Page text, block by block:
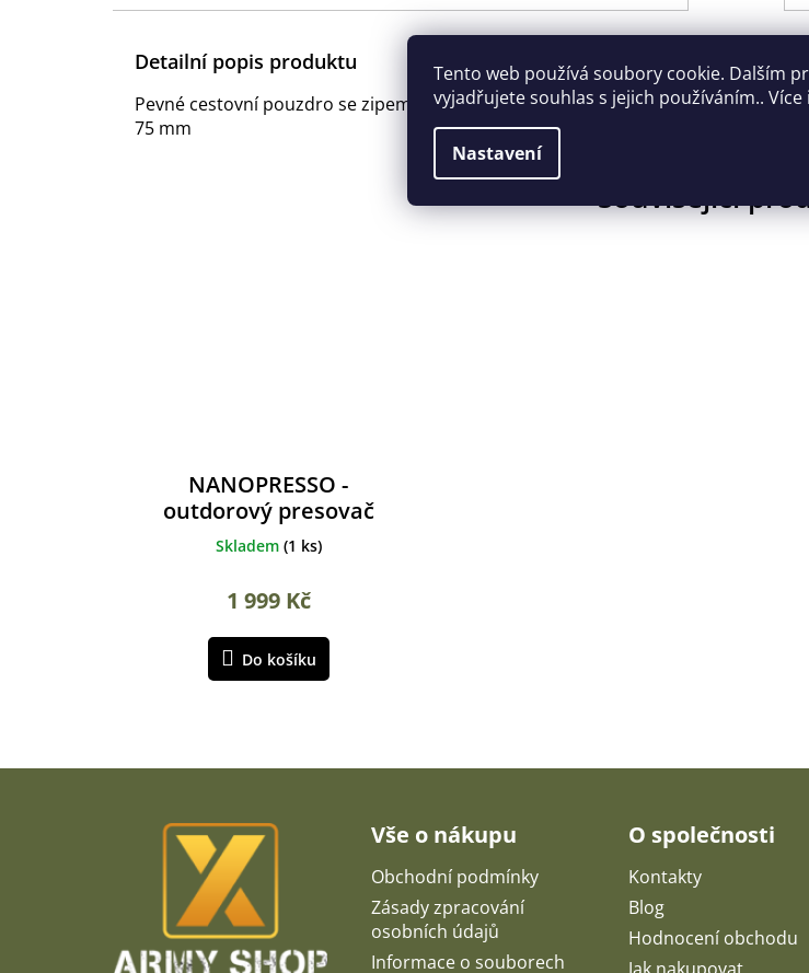
Tento web používá soubory cookie. Dalším
vyjadřujete souhlas s jejich používáním..
Nastavení
Související
NANOPRESSO -
outdorový presovač
Skladem (1 ks)
1 999 Kč
Do košíku
Detailní popis produktu
Pevné cestovní pouzdro se zipem určené k presovači WACACO Nanopresso.
75 mm
Vše o nákupu
Obchodní podmínky
Zásady zpracování
osobních údajů
Informace o souborech
O společnosti
Kontakty
Blog
Hodnocení obchodu